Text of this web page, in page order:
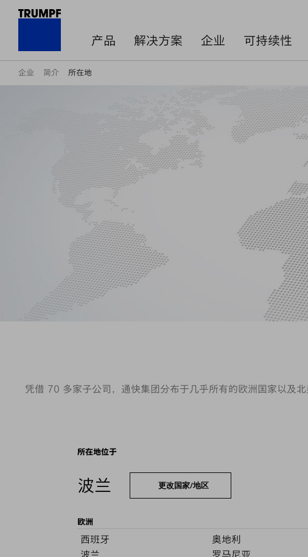
产品 解决方案 企业 可持续性
企业 简介 所在地
凭借 70 多家子公司，通快集团分布于几乎所有的欧洲国家以及
所在地位于
波兰 更改国家/地区
欧洲
西班牙
奥地利